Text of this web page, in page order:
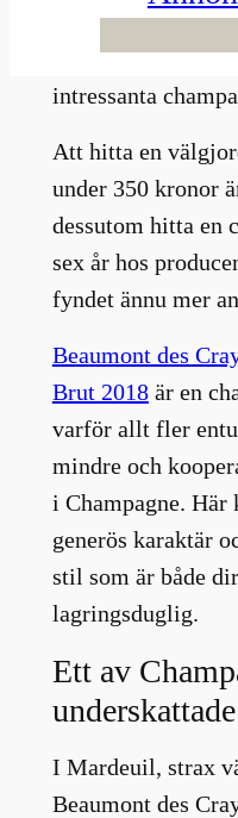
2018 – Beaumont
Prestige Brut är
intressanta
Att hitta en
under 350 kronor
dessutom hitta en
sex år hos
fyndet ännu mer
Beaumont des
Brut 2018är en
varför allt fler
mindre och
i Champagne.
generös karaktär
stil som är både
lagringsduglig.
Ett av
I Mardeuil, strax
Beaumont des